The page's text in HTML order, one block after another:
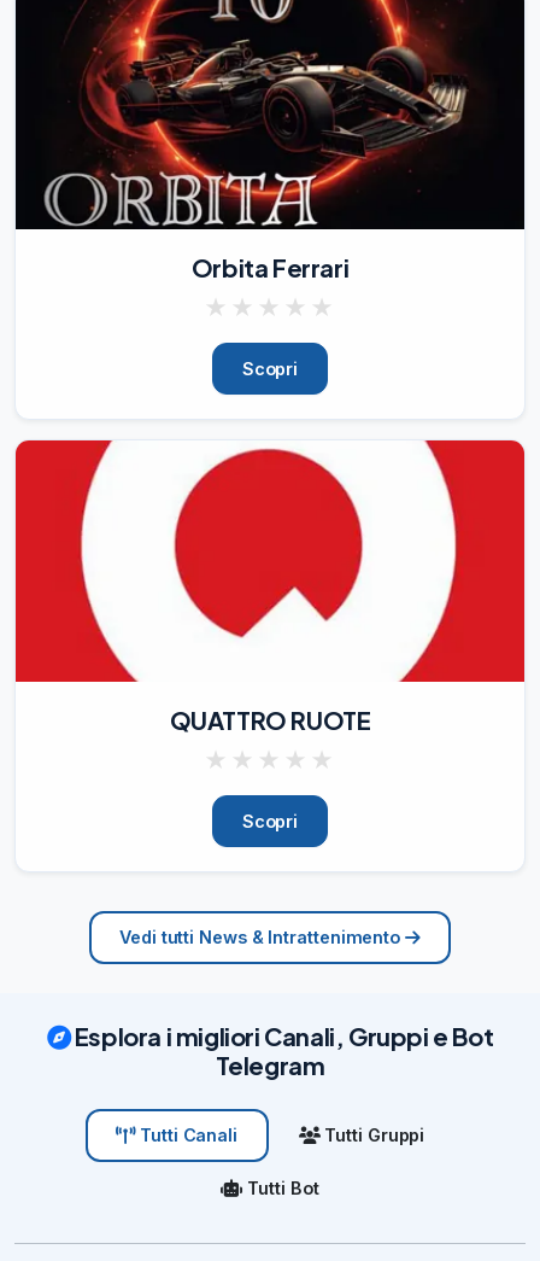
campo diversi esperimenti lungo il
percorso d
31/07/26 189
Orbita Ferrari
★ ★ ★ ★ ★
Scopri
QUATTRO RUOTE
★ ★ ★ ★ ★
Scopri
Vedi tutti News & Intrattenimento
Esplora i migliori Canali, Gruppi e Bot
Telegram
Tutti Canali Tutti Gruppi
Tutti Bot